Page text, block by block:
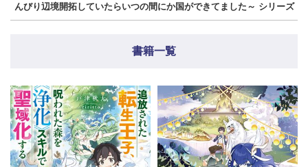
んびり辺境開拓していたらいつの間にか国ができてました～ シリーズ
書籍一覧